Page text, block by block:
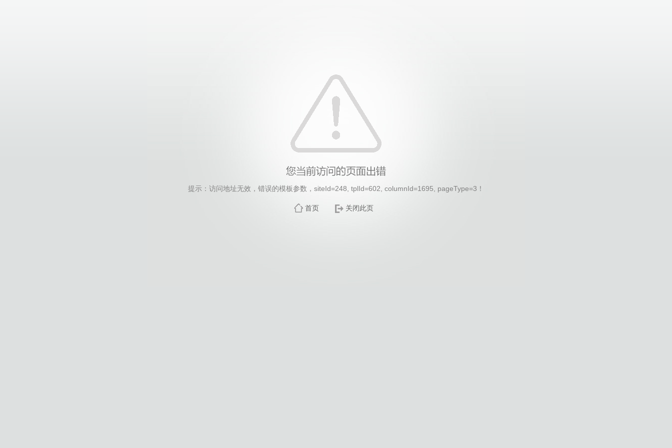
提示：访问地址无效，错误的模板参数，siteId=248, tplId=602, columnId=1695, pageType=3！
首页 关闭此页